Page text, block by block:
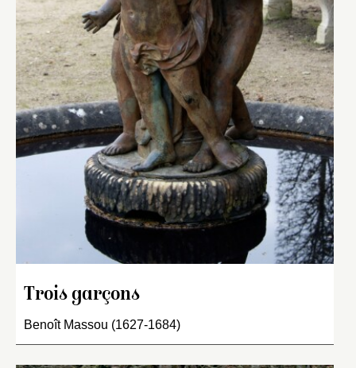
Trois garçons
Benoît Massou (1627-1684)